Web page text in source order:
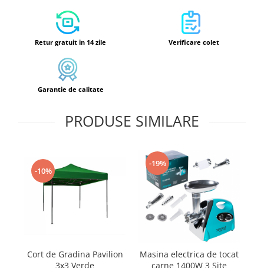
Retur gratuit in 14 zile Verificare colet
Garantie de calitate
PRODUSE SIMILARE
-10%
Cort de Gradina Pavilion
3x3 Verde
-19%
Masina electrica de tocat
carne 1400W 3 Site